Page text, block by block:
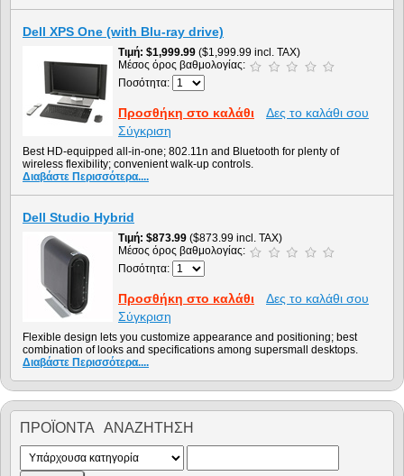
Dell XPS One (with Blu-ray drive)
Τιμή $1,999.99 ($1,999.99 incl. TAX)
Μέσος όρος βαθμολογίας:
Ποσότητα:
Προσθήκη στο καλάθι
Δες το καλάθι σου
Σύγκριση
Best HD-equipped all-in-one; 802.11n and Bluetooth for plenty of
wireless flexibility; convenient walk-up controls.
Διαβάστε Περισσότερα....
Dell Studio Hybrid
Τιμή $873.99 ($873.99 incl. TAX)
Μέσος όρος βαθμολογίας:
Ποσότητα:
Προσθήκη στο καλάθι
Δες το καλάθι σου
Σύγκριση
Flexible design lets you customize appearance and positioning; best
combination of looks and specifications among supersmall desktops.
Διαβάστε Περισσότερα....
ΠΡΟΪΌΝΤΑ ΑΝΑΖΉΤΗΣΗ